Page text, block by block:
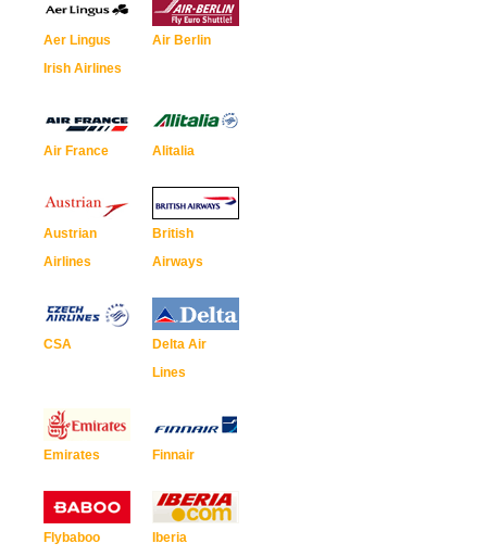
Aer Lingus
Irish Airlines
Air Berlin
Air France Alitalia
Austrian
Airlines
British
Airways
CSA
Delta Air
Lines
Emirates Finnair
Flybaboo Iberia